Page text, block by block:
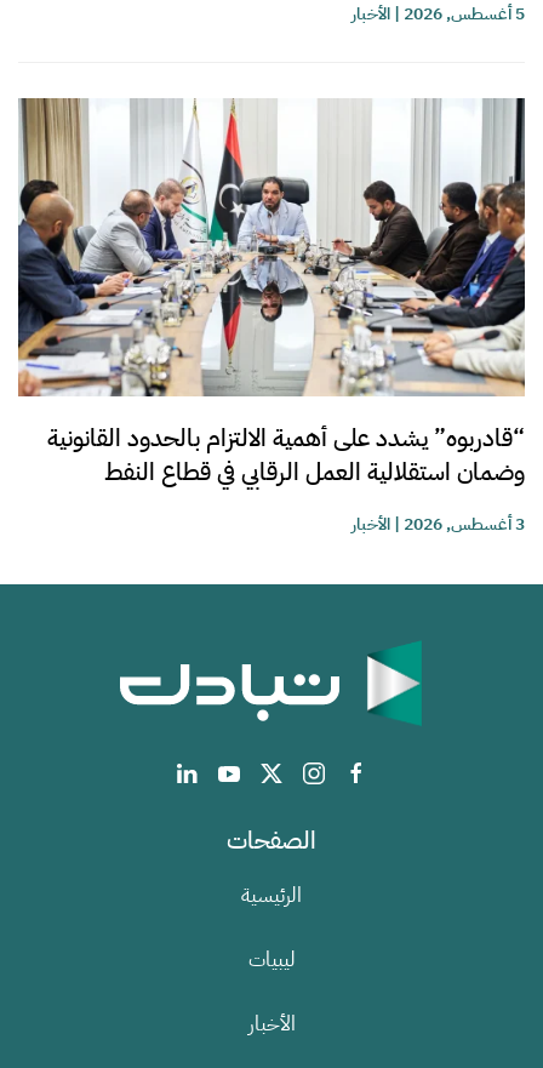
5 أغسطس, 2026 |الأخبار
“قادربوه” يشدد على أهمية الالتزام بالحدود القانونية
وضمان استقلالية العمل الرقابي في قطاع النفط
3 أغسطس, 2026 |الأخبار
الصفحات
الرئيسية
ليبيات
الأخبار